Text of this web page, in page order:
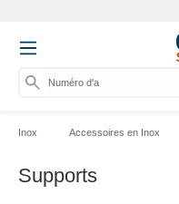
Numéro d'articl
Inox Accessoires en Inox
Supports